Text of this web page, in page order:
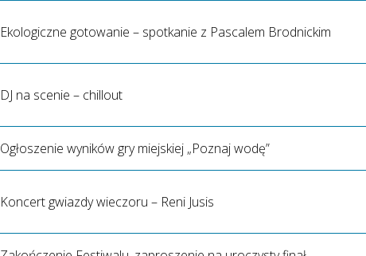
Ekologiczne gotowanie – spotkanie z Pascalem Brodnickim
DJ na scenie – chillout
Ogłoszenie wyników gry miejskiej „Poznaj wodę”
Koncert gwiazdy wieczoru – Reni Jusis